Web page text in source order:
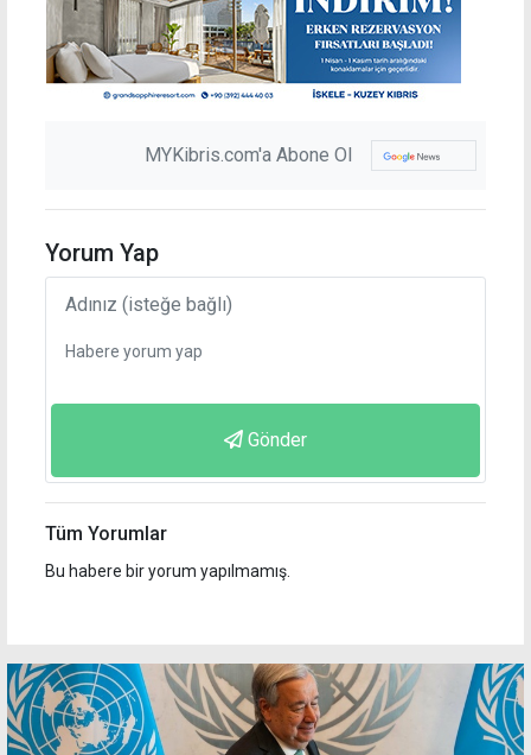
MYKibris.com'a Abone Ol
Yorum Yap
Gönder
Tüm Yorumlar
Bu habere bir yorum yapılmamış.